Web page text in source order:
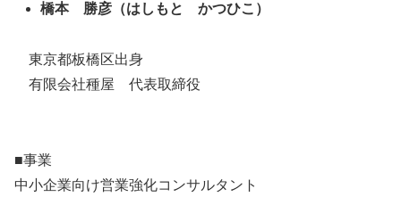
橋本 勝彦（はしもと かつひこ）
東京都板橋区出身
有限会社種屋 代表取締役
■事業
中小企業向け営業強化コンサルタント